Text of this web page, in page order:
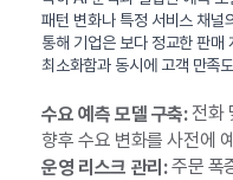
패턴 변화나 특정 서비스 채널
통해 기업은 보다 정교한 판매
최소화함과 동시에 고객 만족
수요 예측 모델 구축:전화
향후 수요 변화를 사전에
운영 리스크 관리:주문 폭